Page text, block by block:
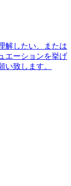
解したい、または
エーションを挙げ
致します。